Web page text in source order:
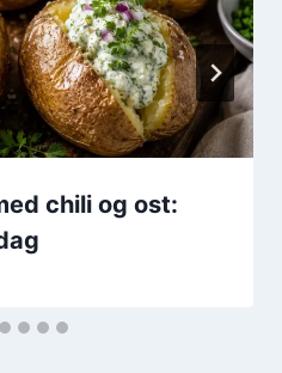
chili og ost: